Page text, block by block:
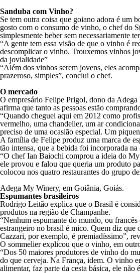
Sanduba com Vinho?
Se tem outra coisa que goiano adora é um
gosto com o consumo de vinho, o chef do
simplesmente beber sem necessariamente
“A gente tem essa visão de que o vinho é
descomplicar o vinho. Trouxemos vinhos
da jovialidade”
“Além dos vinhos serem jovens, eles
prazeroso, simples”, conclui o chef.
O mercado
O empresário Felipe Prigol, dono da
afirma que tanto as pessoas estão
“Quando cheguei aqui em 2012 como
vermelho, uma chandelier, um ar
preciso de uma ocasião especial. Um
A família de Felipe produz uma marca de
tão intensa, que a bebida foi incorporada
“O chef Ian Baiochi comprou a ideia do
ele provou e falou que queria um produto
colocou nos quatro restaurantes do grupo
Adega My Winery, em Goiânia, Goiás.
Espumantes brasileiros
Rodrigo Leitão explica que o Brasil é
produtos na região de Champanhe.
“Nenhum espumante do mundo, ou
estrangeiro no brasil é mico. Quem diz que
Cazzari, por exemplo, é premiadíssimo”,
O sommelier explicou que o vinho, em
“Dos 50 maiores produtores de vinho do
do que cerveja. Na França, idem. O vinho
alimentar, faz parte da cesta básica, ele